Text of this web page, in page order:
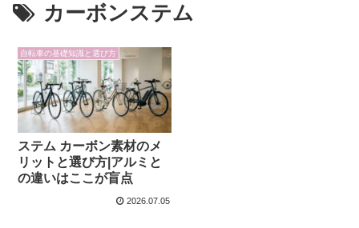
カーボンステム
自転車の基礎知識と選び方
ステム カーボン素材のメ
リットと選び方|アルミと
の違いはここが盲点
2026.07.05